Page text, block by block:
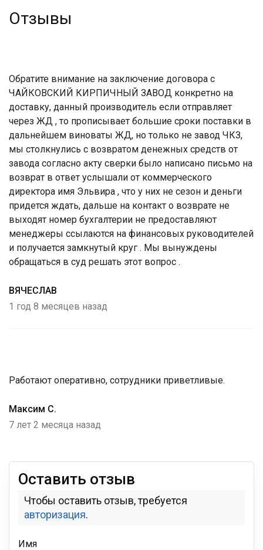
Отзывы
Обратите внимание на заключение договора с
ЧАЙКОВСКИЙ КИРПИЧНЫЙ ЗАВОД конкретно на
доставку, данный производитель если отправляет
через ЖД , то прописывает большие сроки поставки в
дальнейшем виноваты ЖД, но только не завод ЧКЗ,
мы столкнулись с возвратом денежных средств от
завода согласно акту сверки было написано письмо на
возврат в ответ услышали от коммерческого
директора имя Эльвира , что у них не сезон и деньги
придется ждать, дальше на контакт о возврате не
выходят номер бухгалтерии не предоставляют
менеджеры ссылаются на финансовых руководителей
и получается замкнутый круг . Мы вынуждены
обращаться в суд решать этот вопрос .
ВЯЧЕСЛАВ
1 год 8 месяцев назад
Работают оперативно, сотрудники приветливые.
Максим С.
7 лет 2 месяца назад
Оставить отзыв
Чтобы оставить отзыв, требуется
авторизация.
Имя